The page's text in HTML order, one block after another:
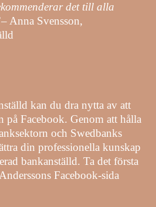
det till alla
– Anna Svensson,
kan du dra nytta av att
på Facebook. Genom att hålla
och Swedbanks
din professionella kunskap
bankanställd. Ta det första
Facebook-sida